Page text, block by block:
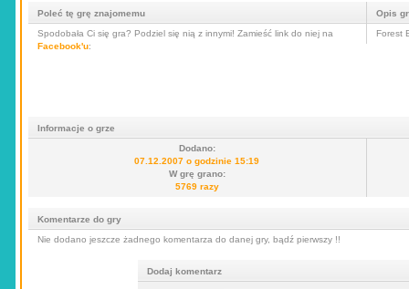
Poleć tę grę znajomemu
Spodobała Ci się gra? Podziel się nią z innymi! Zamieść link do niej na
Facebook'u:
Opis
Forest
Informacje o grze
Dodano:
07.12.2007 o godzinie 15:19
W grę grano:
5769 razy
Komentarze do gry
Nie dodano jeszcze żadnego komentarza do danej gry, bądź pierwszy !!
Dodaj komentarz